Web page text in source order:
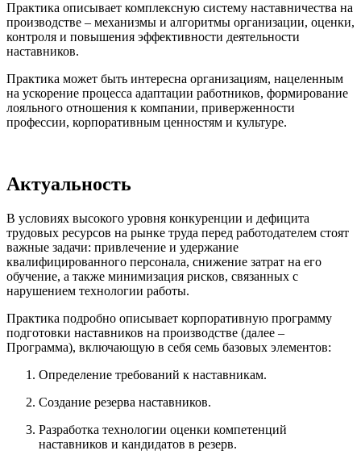
Практика описывает комплексную систему наставничества на
производстве – механизмы и алгоритмы организации, оценки,
контроля и повышения эффективности деятельности
наставников.
Практика может быть интересна организациям, нацеленным
на ускорение процесса адаптации работников, формирование
лояльного отношения к компании, приверженности
профессии, корпоративным ценностям и культуре.
Актуальность
В условиях высокого уровня конкуренции и дефицита
трудовых ресурсов на рынке труда перед работодателем стоят
важные задачи: привлечение и удержание
квалифицированного персонала, снижение затрат на его
обучение, а также минимизация рисков, связанных с
нарушением технологии работы.
Практика подробно описывает корпоративную программу
подготовки наставников на производстве (далее –
Программа), включающую в себя семь базовых элементов:
Определение требований к наставникам.
Создание резерва наставников.
Разработка технологии оценки компетенций
наставников и кандидатов в резерв.